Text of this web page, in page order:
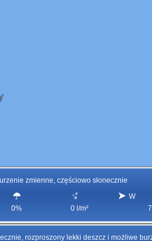
zmienne, częściowo słonecznie
0% 0 l/m²
W
rozproszony lekki deszcz i możliwe